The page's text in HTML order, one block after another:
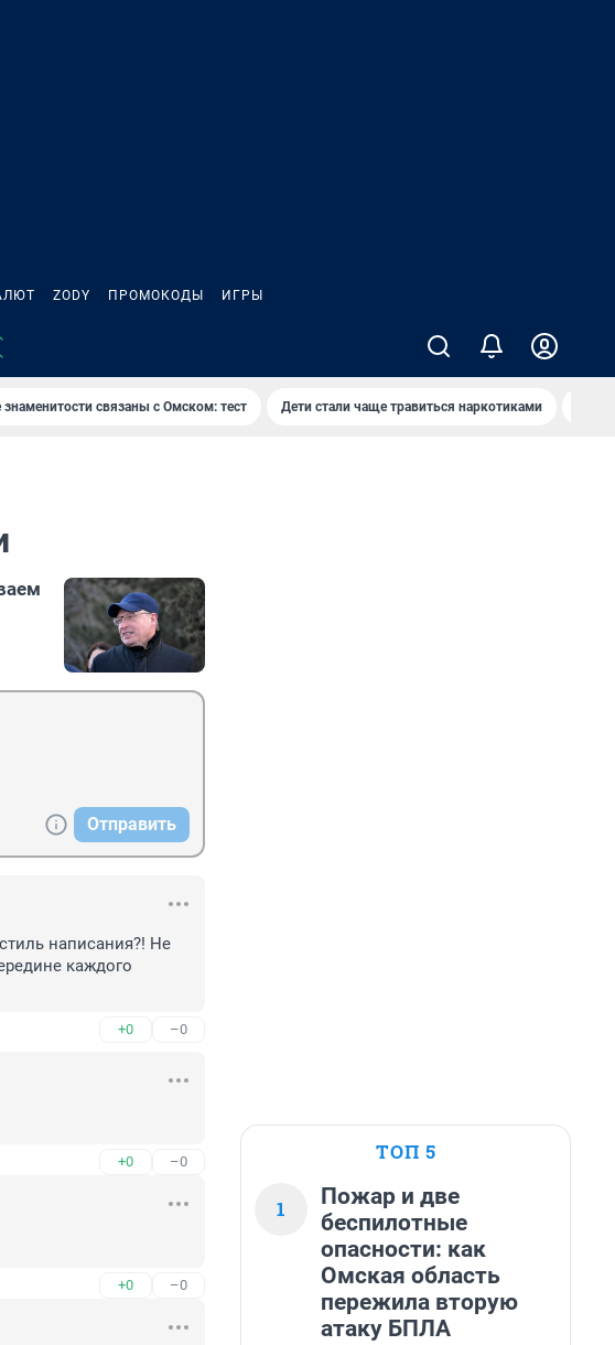
ZODY ПРОМОКОДЫ ИГРЫ
знаменитости связаны с Омском: тест Дети стали чаще травиться наркотиками
Отправить
написания?! Не
каждого
+0 –0
+0 –0
+0 –0
ТОП 5
1
Пожар и две
беспилотные
опасности: как
Омская область
пережила вторую
атаку БПЛА